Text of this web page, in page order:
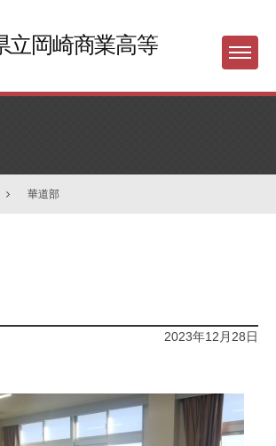
立岡崎商業高等
Menu
華道部
2023年12月28日